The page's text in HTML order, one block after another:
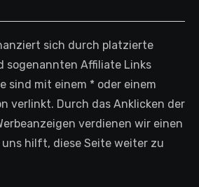
sich durch platzierte
sogenannten Affiliate Links
sind mit einem * oder einem
verlinkt. Durch das Anklicken der
verdienen wir einen
hilft, diese Seite weiter zu